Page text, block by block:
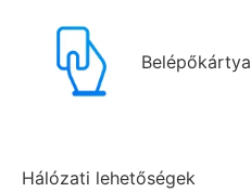
Belépőkártya
Hálózati lehetőségek